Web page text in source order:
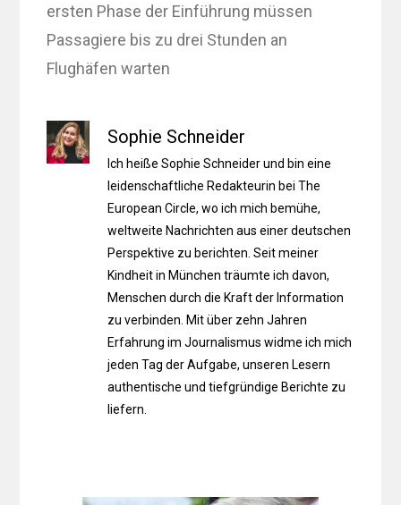
ersten Phase der Einführung müssen
Passagiere bis zu drei Stunden an
Flughäfen warten
Sophie Schneider
Ich heiße Sophie Schneider und bin eine
leidenschaftliche Redakteurin bei The
European Circle, wo ich mich bemühe,
weltweite Nachrichten aus einer deutschen
Perspektive zu berichten. Seit meiner
Kindheit in München träumte ich davon,
Menschen durch die Kraft der Information
zu verbinden. Mit über zehn Jahren
Erfahrung im Journalismus widme ich mich
jeden Tag der Aufgabe, unseren Lesern
authentische und tiefgründige Berichte zu
liefern.